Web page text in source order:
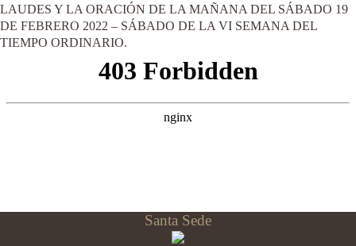
LAUDES Y LA ORACIÓN DE LA MAÑANA DEL SÁBADO 19
DE FEBRERO 2022 – SÁBADO DE LA VI SEMANA DEL
TIEMPO ORDINARIO.
Santa Sede